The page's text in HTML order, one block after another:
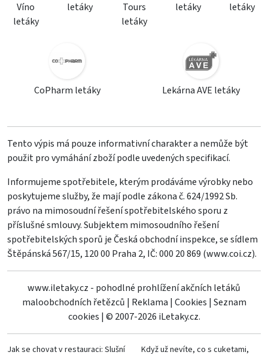
Víno
letáky
letáky
Tours
letáky
letáky
letáky
CoPharm letáky Lekárna AVE letáky
Tento výpis má pouze informativní charakter a nemůže být
použit pro vymáhání zboží podle uvedených specifikací.
Informujeme spotřebitele, kterým prodáváme výrobky nebo
poskytujeme služby, že mají podle zákona č. 624/1992 Sb.
právo na mimosoudní řešení spotřebitelského sporu z
příslušné smlouvy. Subjektem mimosoudního řešení
spotřebitelských sporů je Česká obchodní inspekce, se sídlem
Štěpánská 567/15, 120 00 Praha 2, IČ: 000 20 869 (www.coi.cz).
www.iletaky.cz - pohodlné prohlížení akčních letáků
maloobchodních řetězců | Reklama | Cookies | Seznam
cookies | © 2007-2026 iLetaky.cz.
Jak se chovat v restauraci: Slušní
Když už nevíte, co s cuketami,